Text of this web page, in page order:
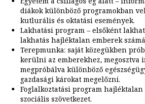
diákok különböző programokban
kutlurális és oktatási események.
Lakhatási program – elsőként
lakhatás hajléktalan emberek
Terepmunka: saját közegükben
kerülni az emberekhez, megosztva
megpróbálva különböző
gazdasági károkat megelőzni.
Foglalkoztatási program hajléktalan
szociális szövetkezet.